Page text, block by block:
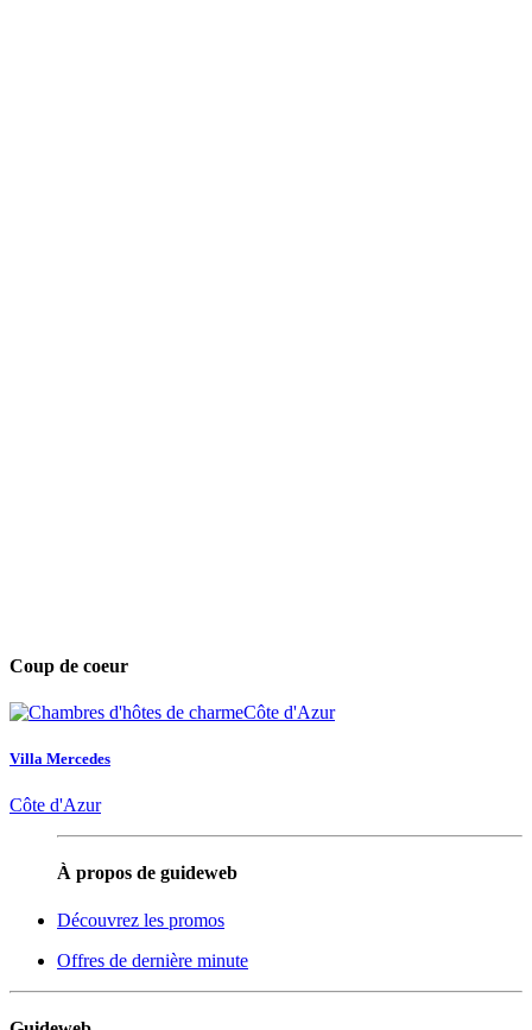
Coup de coeur
Villa Mercedes
Côte d'Azur
À propos de guideweb
Découvrez les promos
Offres de dernière minute